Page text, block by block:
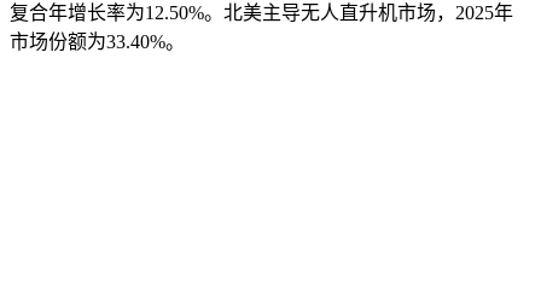
复合年增长率为12.50%。北美主导无人直升机市场，2025年
市场份额为33.40%。